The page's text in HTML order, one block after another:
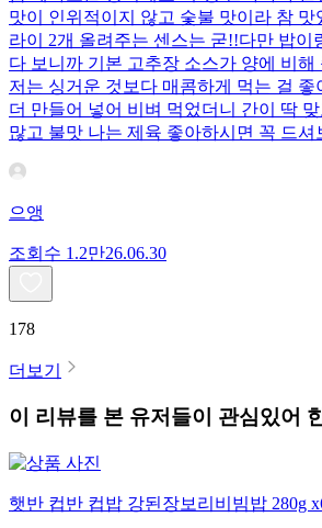
맛이 인위적이지 않고 숯불 맛이라 참
라이 2개 올려주는 센스는 굳!! ​다만 밥이
다 보니까 기본 고추장 소스가 양에 비해
저는 싱거운 것보다 매콤하게 먹는 걸 좋
더 만들어 넣어 비벼 먹었더니 간이 딱
많고 불맛 나는 제육 좋아하시면 꼭 드셔
으앵
조회수 1.2만26.06.30
178
더보기
이 리뷰를 본 유저들이 관심있어
햇반 컵반 컵밥 강된장보리비빔밥 280g